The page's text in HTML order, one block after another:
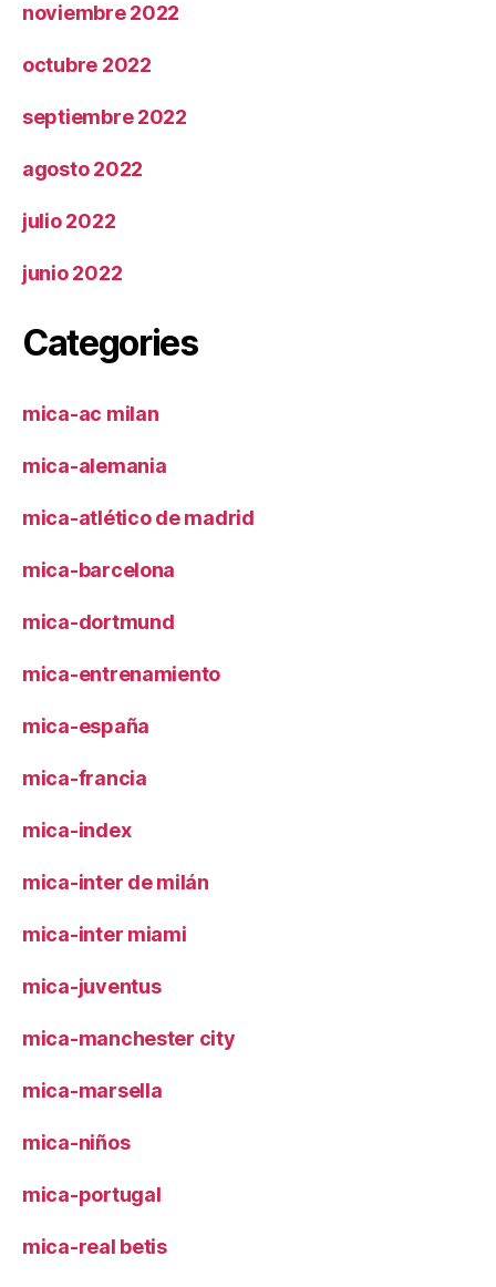
noviembre 2022
octubre 2022
septiembre 2022
agosto 2022
julio 2022
junio 2022
Categories
mica-ac milan
mica-alemania
mica-atlético de madrid
mica-barcelona
mica-dortmund
mica-entrenamiento
mica-españa
mica-francia
mica-index
mica-inter de milán
mica-inter miami
mica-juventus
mica-manchester city
mica-marsella
mica-niños
mica-portugal
mica-real betis